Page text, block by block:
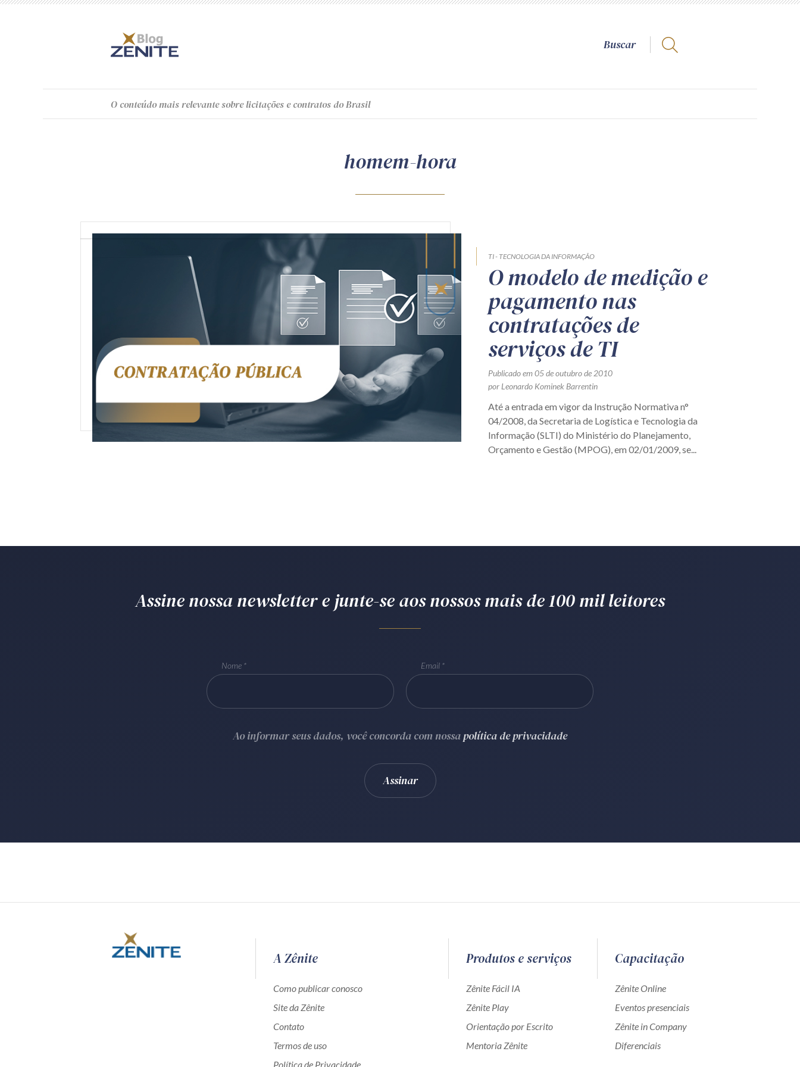
O conteúdomais relevante sobre licitações e contratos do Brasil
homem-hora
TI - TECNOLOGIA DA INFORMAÇÃO
O modelo de medição e
pagamento nas
contratações de
serviços de TI
Publicado em 05 de outubro de 2010
por Leonardo Kominek Barrentin
Até a entrada em vigor da Instrução Normativa n°
04/2008, da Secretaria de Logística e Tecnologia da
Informação (SLTI) do Ministério do Planejamento,
Orçamento e Gestão (MPOG), em 02/01/2009, se...
Assine nossa newsletter e junte-se aos nossos mais de 100 mil leitores
Nome Email
Ao informar seus dados, você concorda com nossapolítica de privacidade
A Zênite
Como publicar conosco
Site da Zênite
Contato
Termos de uso
Política de Privacidade
Produtos e serviços
Zênite Fácil IA
Zênite Play
Orientação por Escrito
Mentoria Zênite
Capacitação
Zênite Online
Eventos presenciais
Zênite in Company
Diferenciais